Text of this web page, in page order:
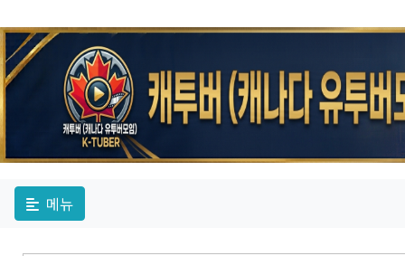
메뉴